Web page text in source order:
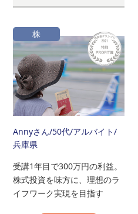
株
Annyさん/50代/アルバイト/
兵庫県
受講1年目で300万円の利益。
株式投資を味方に、理想のラ
イフワーク実現を目指す